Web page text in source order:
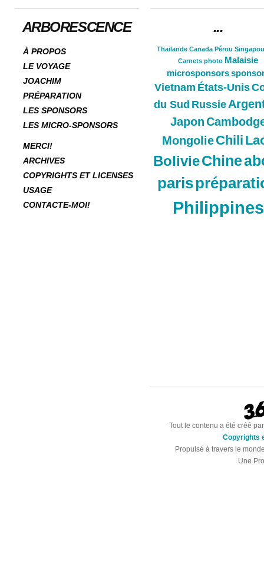
ARBORESCENCE
À PROPOS
LE VOYAGE
JOACHIM
PRÉPARATION
LES SPONSORS
LES MICRO-SPONSORS
MERCI!
ARCHIVES
COPYRIGHTS ET LICENSES
USAGE
CONTACTE-MOI!
...
Thailande Canada Pérou
Carnets photo Malaisie
microsponsors
Vietnam États-Unis
du Sud Russie
Japon
Mongolie Chili
BolivieChine
paris
Philippines
Tout le contenu a été créé
Copyrights
Propulsé à travers le
Une